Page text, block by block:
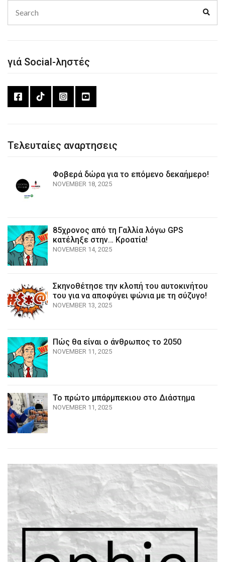
for:
γιά Social-ληστές
Τελευταίες αναρτησεις
Φοβερά δώρα για το επόμενο δεκαήμερο!
NOVEMBER 18, 2025
85χρονος από τη Γαλλία λόγω GPS
κατέληξε στην… Κροατία!
NOVEMBER 14, 2025
Σκηνοθέτησε την κλοπή του αυτοκινήτου
του για να αποφύγει ψώνια με τη σύζυγο!
NOVEMBER 13, 2025
Πώς θα είναι ο άνθρωπος το 2050
NOVEMBER 11, 2025
Το πρώτο μπάρμπεκιου στο Διάστημα
NOVEMBER 11, 2025